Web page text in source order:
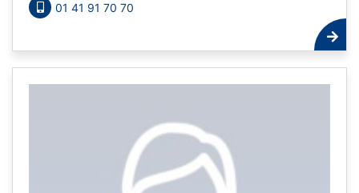
01 41 91 70 70